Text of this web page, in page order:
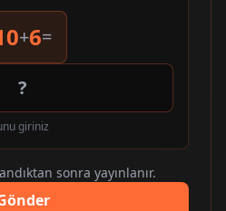
+6=
giriniz
sonra yayınlanır.